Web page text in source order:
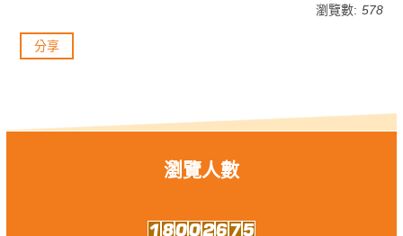
瀏覽數: 578
分享
瀏覽人數